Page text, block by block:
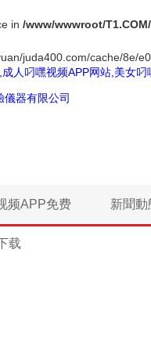
in /www/wwwroot/
juda400.com/cache/8e/
人叼嘿视频APP网站,美女
频APP免费
载
新聞動